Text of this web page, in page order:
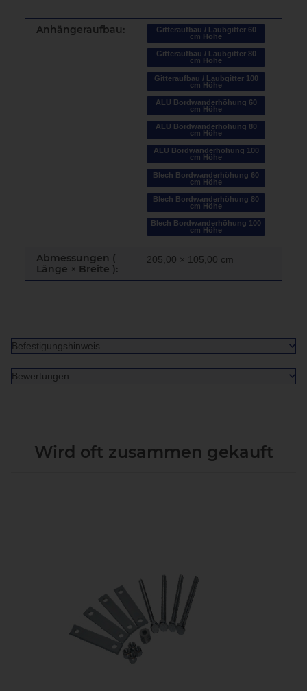
Anhängeraufbau:
Gitteraufbau / Laubgitter 60
cm Höhe
Gitteraufbau / Laubgitter 80
cm Höhe
Gitteraufbau / Laubgitter 100
cm Höhe
ALU Bordwanderhöhung 60
cm Höhe
ALU Bordwanderhöhung 80
cm Höhe
ALU Bordwanderhöhung 100
cm Höhe
Blech Bordwanderhöhung 60
cm Höhe
Blech Bordwanderhöhung 80
cm Höhe
Blech Bordwanderhöhung 100
cm Höhe
Abmessungen (
Länge × Breite ):
205,00 × 105,00 cm
Befestigungshinweis
Bewertungen
Wird oft zusammen gekauft